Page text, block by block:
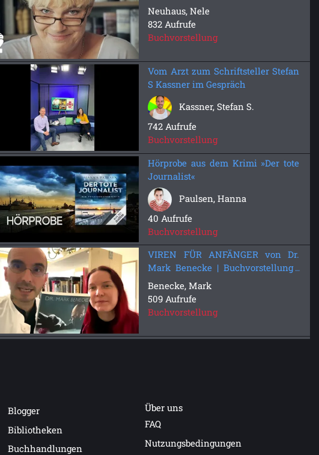
Neuhaus, Nele
832 Aufrufe
Buchvorstellung
Vom Arzt zum Schriftsteller Stefan
S Kassner im Gespräch
Kassner, Stefan S.
742 Aufrufe
Buchvorstellung
Hörprobe aus dem Krimi »Der tote
Journalist«
Paulsen, Hanna
40 Aufrufe
Buchvorstellung
VIREN FÜR ANFÄNGER von Dr.
Mark Benecke | Buchvorstellung |
Bastei Lübbe
Benecke, Mark
509 Aufrufe
Buchvorstellung
Blogger
Bibliotheken
Buchhandlungen
Über uns
FAQ
Nutzungsbedingungen